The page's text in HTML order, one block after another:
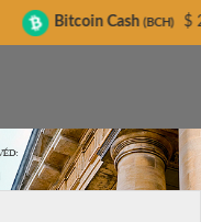
Cash(BCH) $ 216.14